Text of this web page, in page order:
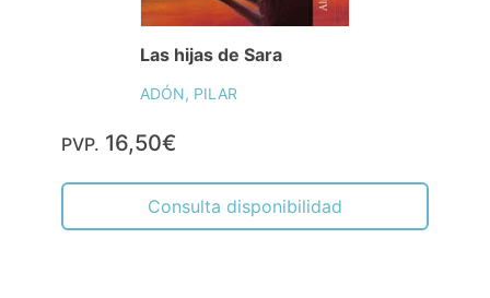
Las hijas de Sara
ADÓN, PILAR
PVP. 16,50€
Consulta disponibilidad